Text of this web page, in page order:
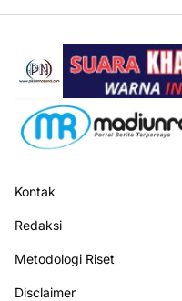
Kontak
Redaksi
Metodologi Riset
Disclaimer